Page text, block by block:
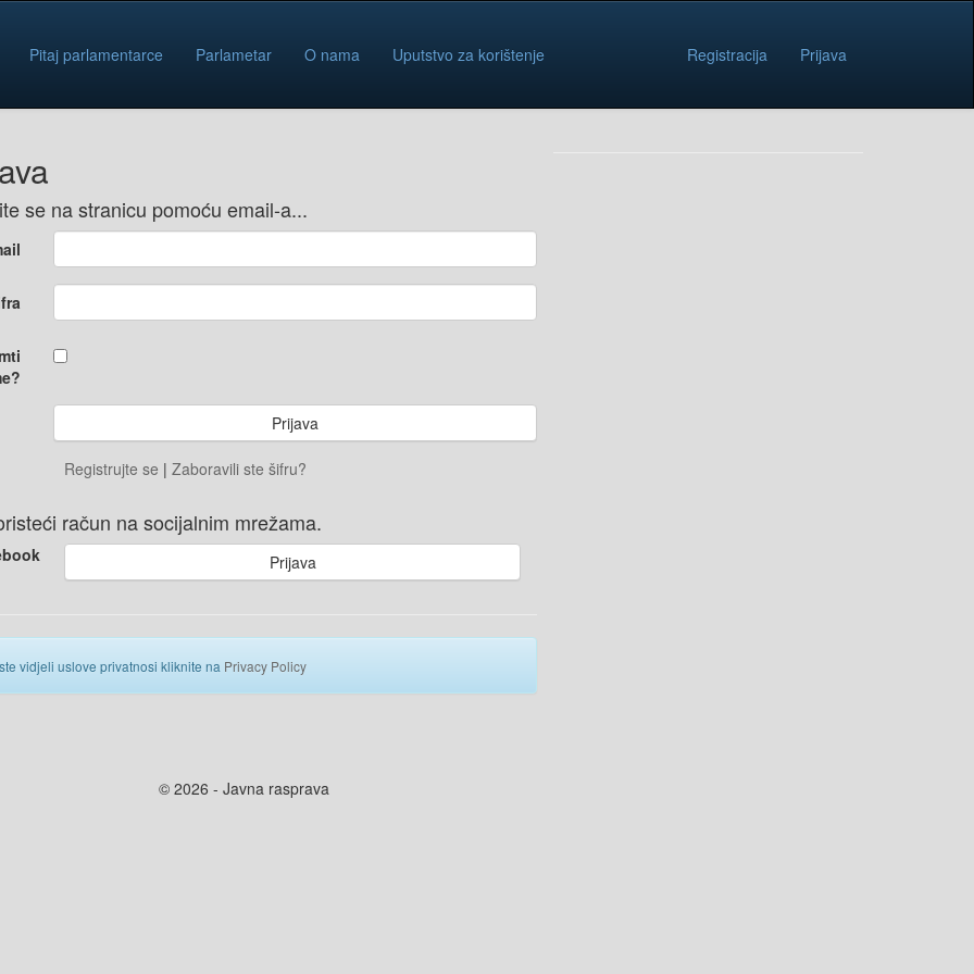
Pitaj parlamentarce Parlametar O nama Uputstvo za korištenje Registracija Prijava
se na stranicu pomoću email-a...
Registrujte se | Zaboravili ste šifru?
račun na socijalnim mrežama.
Prijava
vidjeli uslove privatnosi kliknite na Privacy Policy
© 2026 - Javna rasprava